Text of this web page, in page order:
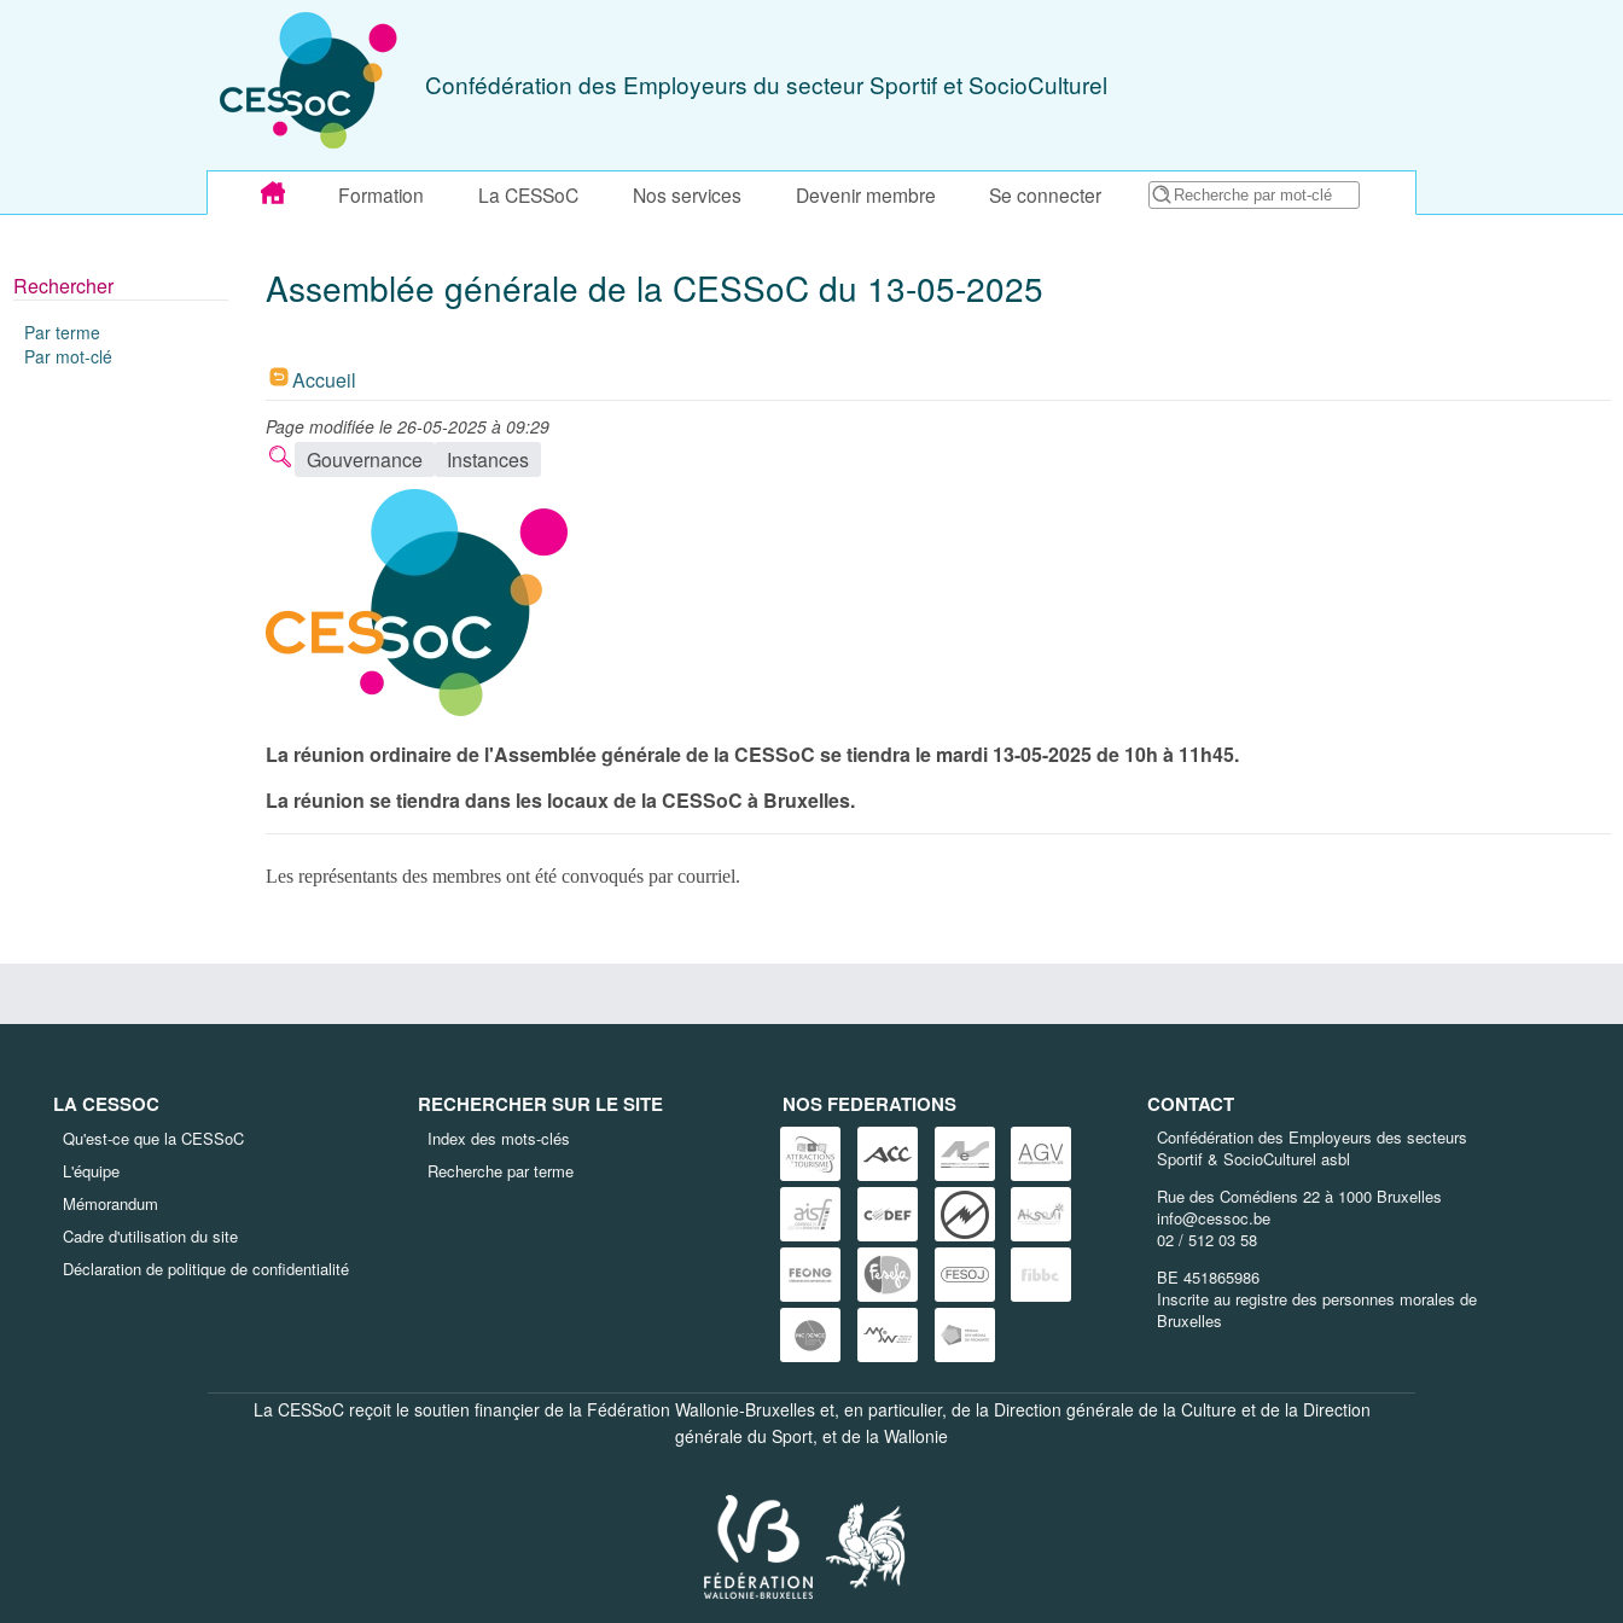
Confédération des Employeurs du secteur Sportif et SocioCulturel
Formation La CESSoC Nos services Devenir membre Se connecter
Rechercher
Par terme
Par mot-clé
Assemblée générale de la CESSoC du 13-05-2025
Accueil
Page modifiée le 26-05-2025 à 09:29
Gouvernance Instances
La réunion ordinaire de l'Assemblée générale de la CESSoC se tiendra le mardi 13-05-2025 de 10h à 11h45.
La réunion se tiendra dans les locaux de la CESSoC à Bruxelles.
Les représentants des membres ont été convoqués par courriel.
LA CESSOC
Qu'est-ce que la CESSoC
L'équipe
Mémorandum
Cadre d'utilisation du site
Déclaration de politique de confidentialité
RECHERCHER SUR LE SITE
Index des mots-clés
Recherche par terme
NOS FEDERATIONS CONTACT
Confédération des Employeurs des secteurs
Sportif & SocioCulturel asbl
Rue des Comédiens 22 à 1000 Bruxelles
info@cessoc.be
02 / 512 03 58
BE 451865986
Inscrite au registre des personnes morales de
Bruxelles
La CESSoC reçoit le soutien finançier de la Fédération Wallonie-Bruxelles et, en particulier, de la Direction générale de la Cultureet de la Direction
générale du Sport, et de la Wallonie